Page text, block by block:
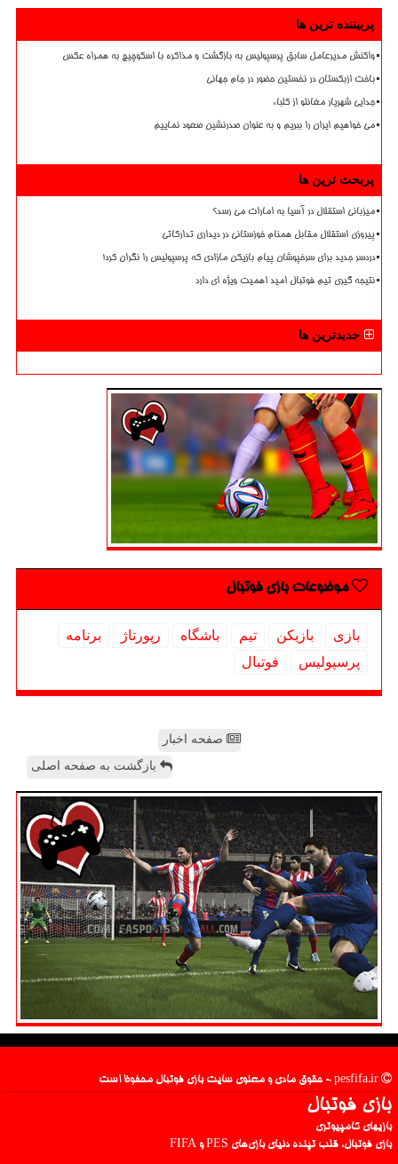
پربیننده ترین ها
واکنش مدیرعامل سابق پرسپولیس به بازگشت و مذاکره با اسکوچیچ به همراه عکس
باخت ازبکستان در نخستین حضور در جام جهانی
جدایی شهریار مغانلو از کلباء
می خواهیم ایران را ببریم و به عنوان صدرنشین صعود نماییم
پربحث ترین ها
میزبانی استقلال در آسیا به امارات می رسد؟
پیروزی استقلال مقابل همنام خوزستانی در دیداری تدارکاتی
دردسر جدید برای سرخپوشان پیام بازیکن مازادی که پرسپولیس را نگران کرد!
نتیجه گیری تیم فوتبال امید اهمیت ویژه ای دارد
جدیدترین ها
موضوعات بازی فوتبال
بازی بازیكن تیم باشگاه رپورتاژ
برنامه
پرسپولیس
فوتبال
صفحه اخبار
بازگشت به صفحه اصلی
بازی فوتبال
بازیهای کامپیوتری
بازی فوتبال، قلب تپنده دنیای بازی‌های PES و FIFA